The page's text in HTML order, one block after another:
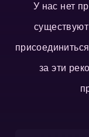
У нас нет
за эти